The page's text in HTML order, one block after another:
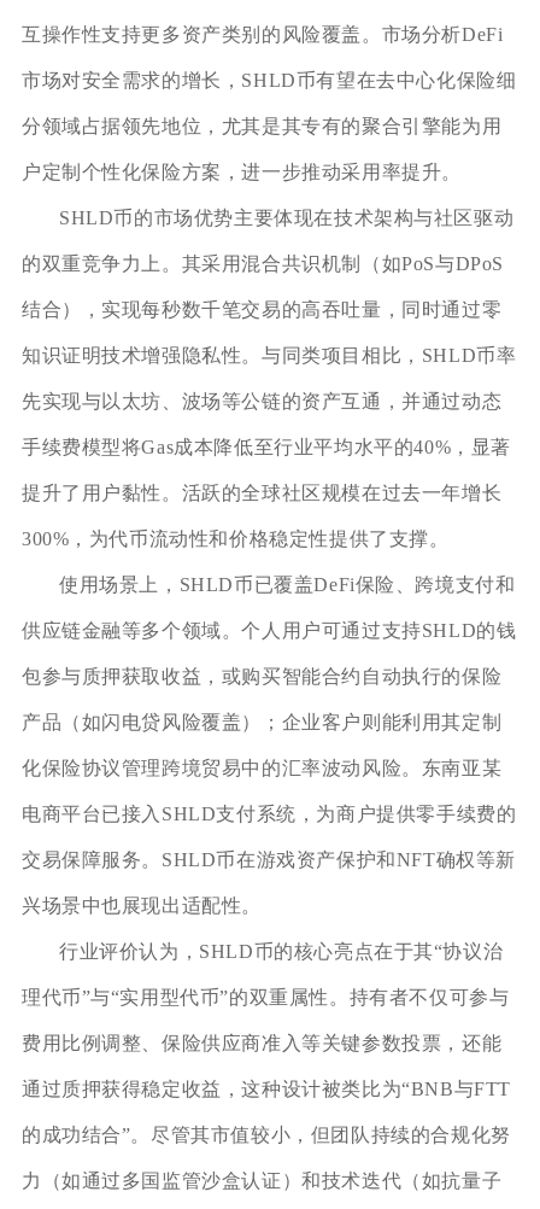
互操作性支持更多资产类别的风险覆盖。市场分析DeFi
市场对安全需求的增长，SHLD币有望在去中心化保险细
分领域占据领先地位，尤其是其专有的聚合引擎能为用
户定制个性化保险方案，进一步推动采用率提升。
SHLD币的市场优势主要体现在技术架构与社区驱动
的双重竞争力上。其采用混合共识机制（如PoS与DPoS
结合），实现每秒数千笔交易的高吞吐量，同时通过零
知识证明技术增强隐私性。与同类项目相比，SHLD币率
先实现与以太坊、波场等公链的资产互通，并通过动态
手续费模型将Gas成本降低至行业平均水平的40%，显著
提升了用户黏性。活跃的全球社区规模在过去一年增长
300%，为代币流动性和价格稳定性提供了支撑。
使用场景上，SHLD币已覆盖DeFi保险、跨境支付和
供应链金融等多个领域。个人用户可通过支持SHLD的钱
包参与质押获取收益，或购买智能合约自动执行的保险
产品（如闪电贷风险覆盖）；企业客户则能利用其定制
化保险协议管理跨境贸易中的汇率波动风险。东南亚某
电商平台已接入SHLD支付系统，为商户提供零手续费的
交易保障服务。SHLD币在游戏资产保护和NFT确权等新
兴场景中也展现出适配性。
行业评价认为，SHLD币的核心亮点在于其“协议治
理代币”与“实用型代币”的双重属性。持有者不仅可参与
费用比例调整、保险供应商准入等关键参数投票，还能
通过质押获得稳定收益，这种设计被类比为“BNB与FTT
的成功结合”。尽管其市值较小，但团队持续的合规化努
力（如通过多国监管沙盒认证）和技术迭代（如抗量子